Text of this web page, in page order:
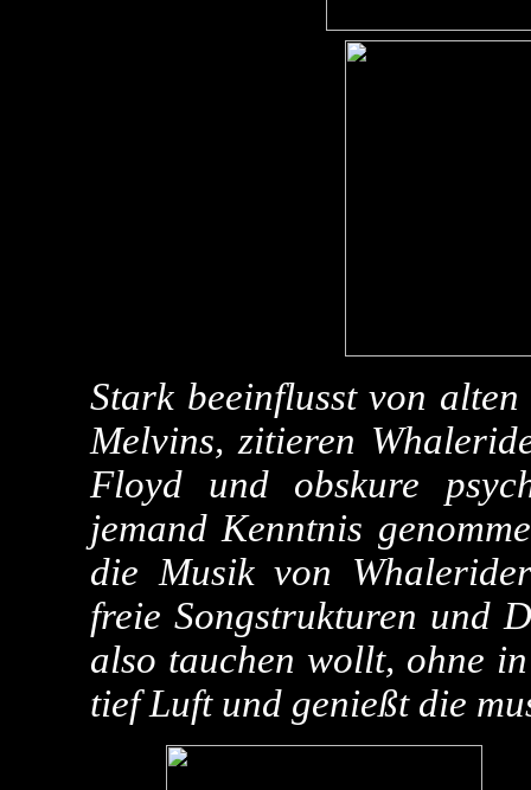
Stark beeinflusst von
Melvins, zitieren
Floyd und obskure
jemand Kenntnis
die Musik von
freie Songstrukturen und
also tauchen wollt, ohne
tief Luft und genießt die